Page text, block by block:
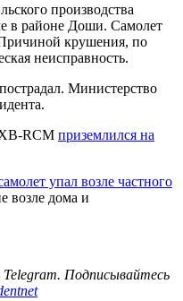
производства
в районе Доши. Самолет
крушения, по
неисправность.
Министерство
RCM приземлился на
упал возле частного
возле дома и
Telegram. Подписывайтесь